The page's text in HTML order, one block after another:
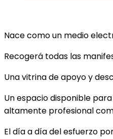
Nace como un medio
Recogerá todas las
Una vitrina de apoyo y
Un espacio disponible
altamente profesional
El día a día del esfuerzo